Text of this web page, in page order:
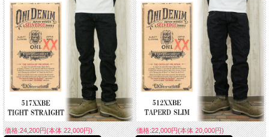
価格:24,200円(本体 22,000円)
価格:22,000円(本体 20,000円)